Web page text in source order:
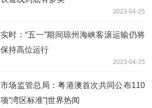
2023-04-25
实时：“五一”期间琼州海峡客滚运输仍将
保持高位运行
2023-04-25
市场监管总局：粤港澳首次共同公布110
项“湾区标准”|世界热闻